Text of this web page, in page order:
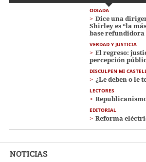
ODIADA
Dice una
Shirley es “la
base refundidora
VERDAD Y JUSTICIA
El regreso:
percepción
DISCULPEN MI
¿Le deben o le
LECTORES
EDITORIAL
Reforma
NOTICIAS